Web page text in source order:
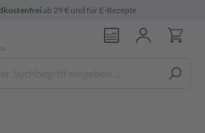
ab 29 € und für E-Rezepte